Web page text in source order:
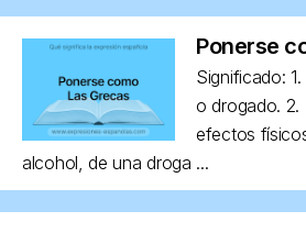
Ponerse
Significado:
o drogado. 2.
efectos
alcohol, de una droga ...